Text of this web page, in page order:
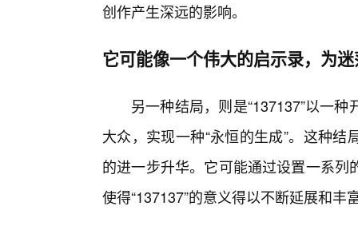
创作产生深远的影响。
它可能像一个伟大的启示录，为
另一种结局，则是“137137”以一
大众，实现一种“永恒的生成”。这种结
的进一步升华。它可能通过设置一系
使得“137137”的意义得以不断延展和丰